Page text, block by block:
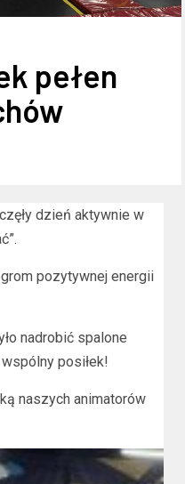
pełen
dzień aktywnie w
pozytywnej energii
nadrobić spalone
posiłek!
naszych animatorów